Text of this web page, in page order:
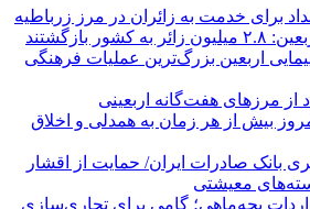
برای خدمت به زائران در مرز زرباطیه
بازگشتند
اربعین بزرگ‌ترین عملیات فرهنگی
بیش از هر زمان به همدلی و اخلاق
هزار نفری بانک صادرات ایران/ حمایت از اقشار
معیشتی
بچه‌ماهی؛ گامی برای تجاری‌سازی